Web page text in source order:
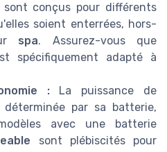
sont conçus pour différents
soient enterrées, hors-
spa. Assurez-vous que
spécifiquement adapté à
:La puissance de
déterminée par sa batterie,
avec une batterie
sont plébiscités pour